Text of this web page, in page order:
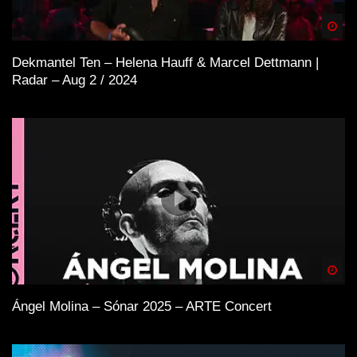
Dekmantel Ten – Helena Hauff & Marcel Dettmann |
Radar – Aug 2 / 2024
Ángel Molina – Sónar 2025 – ARTE Concert